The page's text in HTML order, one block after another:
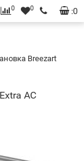
:0
0 0
Breezart
AC